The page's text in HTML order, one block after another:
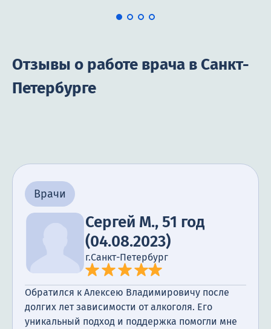
Отзывы о работе врача в Санкт-
Петербурге
Врачи
Сергей М., 51 год
(04.08.2023)
г.Санкт-Петербург
Обратился к Алексею Владимировичу после
долгих лет зависимости от алкоголя. Его
уникальный подход и поддержка помогли мне